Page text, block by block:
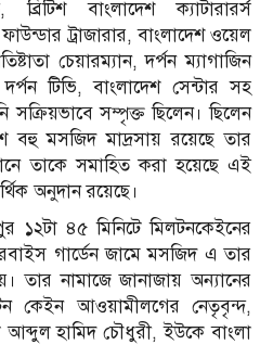
বাংলাদেশ ক্যাটারারর্স
ট্রাজারার, বাংলাদেশ ওয়েল
চেয়ারম্যান, দর্পন ম্যাগাজিন
টিভি, বাংলাদেশ সেন্টার সহ
সক্রিয়ভাবে সম্পৃক্ত ছিলেন। ছিলেন
বহু মসজিদ মাদ্রসায় রয়েছে তার
তাকে সমাহিত করা হয়েছে এই
অনুদান রয়েছে।
১২টা ৪৫ মিনিটে মিলটনকেইনের
গার্ডেন জামে মসজিদ এ তার
তার নামাজে জানাজায় অন্যানের
কেইন আওয়ামীলগের নেতৃবৃন্দ,
আব্দুল হামিদ চৌধুরী, ইউকে বাংলা